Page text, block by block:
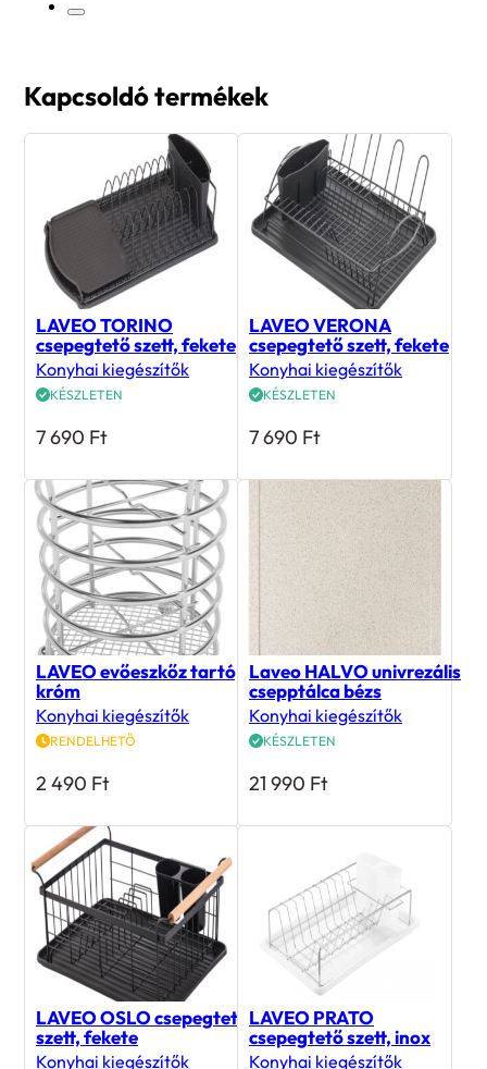
LAVEO TORINO
csepegtető szett, fekete
Konyhai kiegészítők
KÉSZLETEN
7 690
LAVEO VERONA
csepegtető szett, fekete
Konyhai kiegészítők
KÉSZLETEN
7 690
LAVEO evőeszkőz tartó,
króm
Konyhai kiegészítők
RENDELHETŐ
2 490
Laveo HALVO univrezális
csepptálca bézs
Konyhai kiegészítők
KÉSZLETEN
21 990
LAVEO OSLO csepegtető
szett, fekete
Konyhai kiegészítők
KÉSZLETEN
LAVEO PRATO
csepegtető szett, inox
Konyhai kiegészítők
KÉSZLETEN